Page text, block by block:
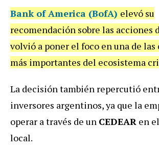
Bank of America (BofA) elevó su
recomendación sobre las acciones
volvió a poner el foco en una de las
más importantes del ecosistema
La decisión también repercutió
inversores argentinos, ya que la
operar a través de un CEDEAR en
local.